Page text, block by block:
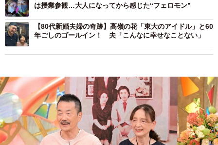
は授業参観…大人になってから感じた“フェロモン”
【80代新婚夫婦の奇跡】高嶺の花「東大のアイドル」と60
年ごしのゴールイン！ 夫「こんなに幸せなことない」